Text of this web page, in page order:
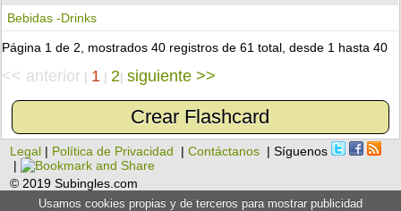
Bebidas -drinks
Página 1 de 2, mostrados 40 registros de 61 total, desde 1 hasta 40
<< anterior | 1 | 2|siguiente >>
Crear Flashcard
Legal | Política de Privacidad |Contáctanos | Síguenos
|
© 2019 Subingles.com
Usamos cookies propias y de terceros para mostrar publicidad